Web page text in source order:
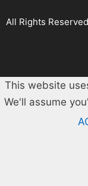
.All Rights
This website
We'll assume